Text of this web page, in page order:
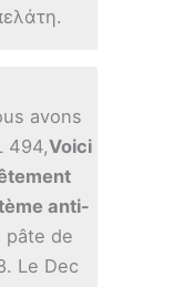
avons
494,Voici
anti-
pâte de
Le Dec